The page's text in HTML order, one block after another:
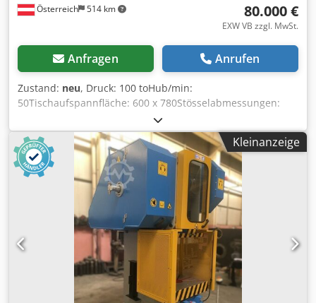
Österreich 514 km 80.000 €
EXW VB zzgl. MwSt.
Anfragen Anrufen
Zustand: neu, Druck: 100 toHub/min:
50Tischaufspannfläche: 600 x 780Stösselabmessungen:
240 x 400Hubverstellung: 20 - 130Stösselverstellung:
100Einbauhöhe: 400PK100 EXCENTER PRESSE Kapazität :
100 ton Hub/min. : 50 spm (einstellbarr) Tisch : 780 x
600 mm Stössel : 240 x 400 mm Hubverstellung : 20 –
130 mm Stösselverstellung : 100 mm Einbauhöhe : 400
mm Zubehör : Csdpfxjr I H Dgo Ahheha Steuerung :
Siemens S7-1200 Bildschirm : Siemens 9’’ Hubweg
Einstellung Min& Max. Hubzahl einstellung Automatische
Zentral Schmierung Sicherheits PLC : PILZ oder SIEMENS
Zweikanalig Sicherung Schaltschrank Lichtschranke : SICK,
PILZ or LEUZE, Cat 4. CE. System 2stk. Bruchplatten Unten
Auflageplatte für den Transport Untergreifschutz
Pneumatische Kupplung & Bremskombination
Kleinanzeige